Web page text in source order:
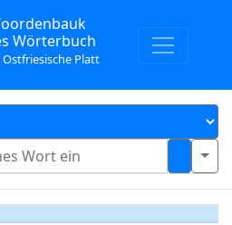
Wörterbuch
Platt